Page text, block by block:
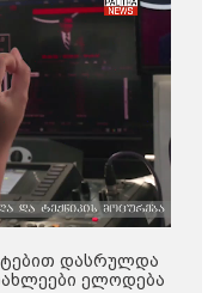
დასრულდა
ელოდება